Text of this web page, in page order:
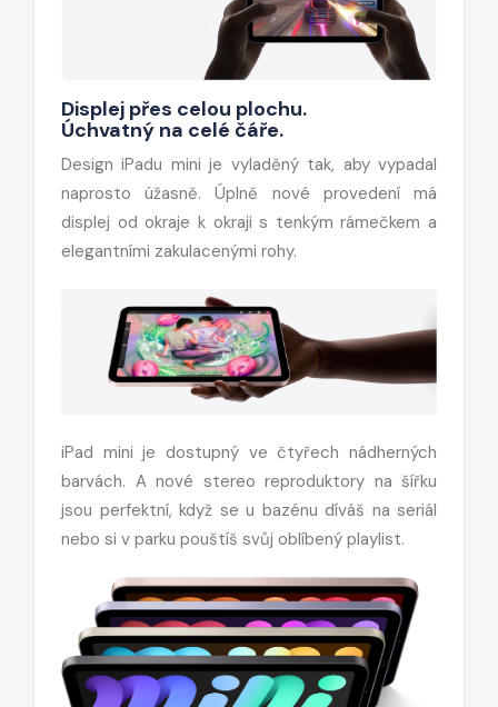
Displej přes celou plochu.
Úchvatný na celé čáře.
Design iPadu mini je vyladěný tak, aby vypadal
naprosto úžasně. Úplně nové provedení má
displej od okraje k okraji s tenkým rámečkem a
elegantními zakulacenými rohy.
iPad mini je dostupný ve čtyřech nádherných
barvách. A nové stereo reproduktory na šířku
jsou perfektní, když se u bazénu díváš na seriál
nebo si v parku pouštíš svůj oblíbený playlist.